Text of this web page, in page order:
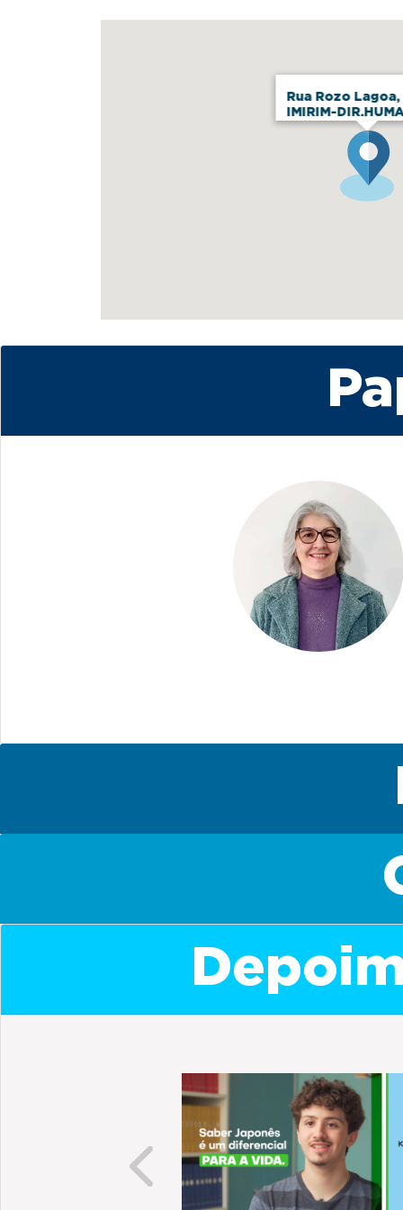
Rua Rozo
IMIRIM-
Previous